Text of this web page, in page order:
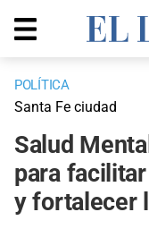
POLÍTICA
Santa Fe ciudad
Salud
para
y fortalecer